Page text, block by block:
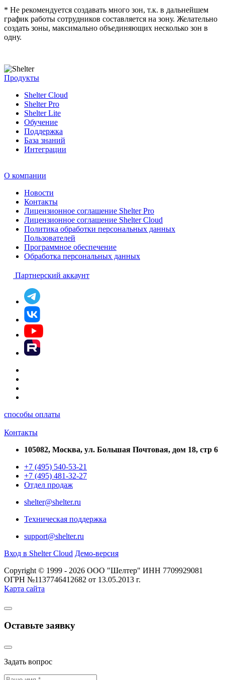
* Не рекомендуется создавать много зон, т.к. в дальнейшем
график работы сотрудников составляется на зону. Желательно
создать зоны, максимально объединяющих несколько зон в
одну.
Продукты
Shelter Cloud
Shelter Pro
Shelter Lite
Обучение
Поддержка
База знаний
Интеграции
О компании
Новости
Контакты
Лицензионное соглашение Shelter Pro
Лицензионное соглашение Shelter Cloud
Политика обработки персональных данных
Пользователей
Программное обеспечение
Обработка персональных данных
Партнерский аккаунт
способы оплаты
Контакты
105082, Москва, ул. Большая Почтовая, дом 18, стр 6
+7 (495) 540-53-21
+7 (495) 481-32-27
Отдел продаж
shelter@shelter.ru
Техническая поддержка
support@shelter.ru
Вход в Shelter Cloud Демо-версия
Copyright © 1999 - 2026 ООО "Шелтер" ИНН 7709929081
ОГРН №1137746412682 от 13.05.2013 г.
Карта сайта
Оставьте заявку
Задать вопрос